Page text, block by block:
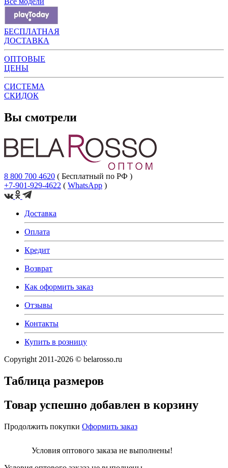
БЕСПЛАТНАЯ
ДОСТАВКА
ОПТОВЫЕ
ЦЕНЫ
СИСТЕМА
СКИДОК
Вы смотрели
8 800 700 4620 ( Бесплатный по РФ )
+7-901-929-4622 ( WhatsApp )
Доставка
Оплата
Кредит
Возврат
Как оформить заказ
Отзывы
Контакты
Купить в розницу
Copyright 2011-2026 © belarosso.ru
Таблица размеров
Товар успешно добавлен в корзину
Продолжить покупки Оформить заказ
Условия оптового заказа не выполнены!